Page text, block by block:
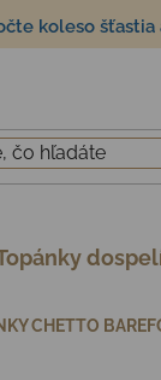
koleso
CHETTO